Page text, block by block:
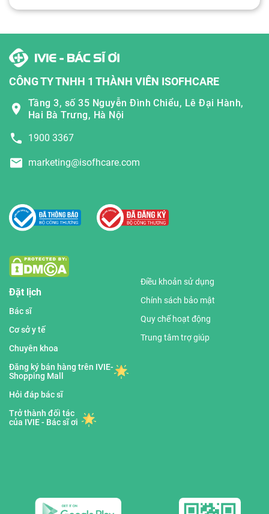
CÔNG TY TNHH 1 THÀNH VIÊN ISOFHCARE
Tầng 3, số 35 Nguyễn Đình Chiểu, Lê Đại Hành,
Hai Bà Trưng, Hà Nội
1900 3367
marketing@isofhcare.com
Đặt lịch
Bác sĩ
Cơ sở y tế
Chuyên khoa
Đăng ký bán hàng trên IVIE-
Shopping Mall
Hỏi đáp bác sĩ
Trở thành đối tác
của IVIE - Bác sĩ ơi
Điều khoản sử dụng
Chính sách bảo mật
Quy chế hoạt động
Trung tâm trợ giúp